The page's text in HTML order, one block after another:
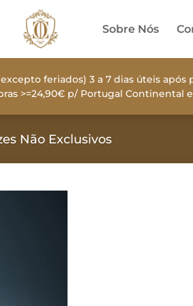
Sobre Nós
feriados) 3 a 7 dias úteis após
>=24,90€ p/ Portugal Continental
Não Exclusivos